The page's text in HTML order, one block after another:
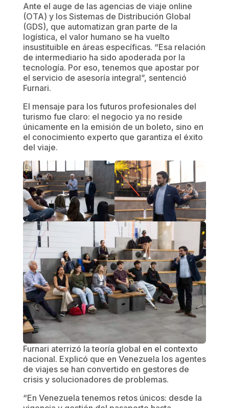
Ante el auge de las agencias de viaje online
(OTA) y los Sistemas de Distribución Global
(GDS), que automatizan gran parte de la
logística, el valor humano se ha vuelto
insustituible en áreas específicas. “Esa relación
de intermediario ha sido apoderada por la
tecnología. Por eso, tenemos que apostar por
el servicio de asesoría integral”, sentenció
Furnari.
El mensaje para los futuros profesionales del
turismo fue claro: el negocio ya no reside
únicamente en la emisión de un boleto, sino en
el conocimiento experto que garantiza el éxito
del viaje.
Furnari aterrizó la teoría global en el contexto
nacional. Explicó que en Venezuela los agentes
de viajes se han convertido en gestores de
crisis y solucionadores de problemas.
“En Venezuela tenemos retos únicos: desde la